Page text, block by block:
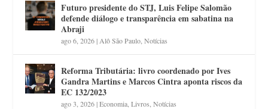
Futuro presidente do STJ, Luis Felipe Salomão
defende diálogo e transparência em sabatina na
Abraji
ago 6, 2026| Alô São Paulo ,Notícias
Reforma Tributária: livro coordenado por Ives
Gandra Martins e Marcos Cintra aponta riscos da
EC 132/2023
ago 3, 2026|Economia ,Livros ,Notícias